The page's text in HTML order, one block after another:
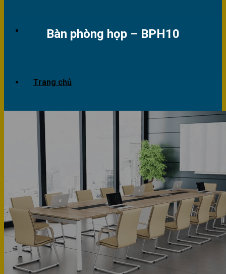
Trang chủ
Giới thiệu
Dự án
Công trình văn phòng
Công trình nhà ở
Sản phẩm
Văn phòng
Phòng khách
Bàn phòng họp – BPH10